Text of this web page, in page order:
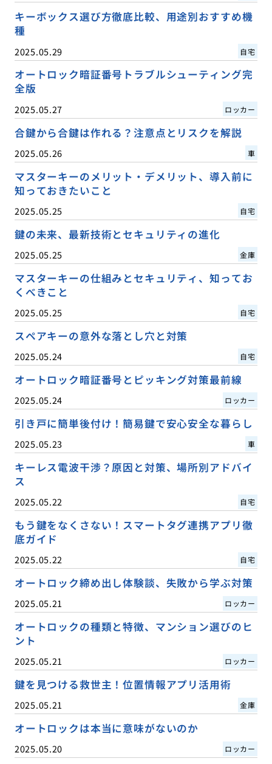
キーボックス選び方徹底比較、用途別おすすめ機
種
2025.05.29 自宅
オートロック暗証番号トラブルシューティング完
全版
2025.05.27 ロッカー
合鍵から合鍵は作れる？注意点とリスクを解説
2025.05.26 車
マスターキーのメリット・デメリット、導入前に
知っておきたいこと
2025.05.25 自宅
鍵の未来、最新技術とセキュリティの進化
2025.05.25 金庫
マスターキーの仕組みとセキュリティ、知ってお
くべきこと
2025.05.25 自宅
スペアキーの意外な落とし穴と対策
2025.05.24 自宅
オートロック暗証番号とピッキング対策最前線
2025.05.24 ロッカー
引き戸に簡単後付け！簡易鍵で安心安全な暮らし
2025.05.23 車
キーレス電波干渉？原因と対策、場所別アドバイ
ス
2025.05.22 自宅
もう鍵をなくさない！スマートタグ連携アプリ徹
底ガイド
2025.05.22 自宅
オートロック締め出し体験談、失敗から学ぶ対策
2025.05.21 ロッカー
オートロックの種類と特徴、マンション選びのヒ
ント
2025.05.21 ロッカー
鍵を見つける救世主！位置情報アプリ活用術
2025.05.21 金庫
オートロックは本当に意味がないのか
2025.05.20 ロッカー